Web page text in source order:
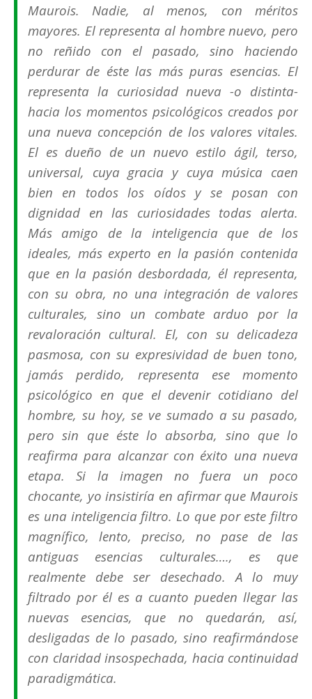
Maurois. Nadie, al menos, con méritos
mayores. El representa al hombre nuevo, pero
no reñido con el pasado, sino haciendo
perdurar de éste las más puras esencias. El
representa la curiosidad nueva -o distinta-
hacia los momentos psicológicos creados por
una nueva concepción de los valores vitales.
El es dueño de un nuevo estilo ágil, terso,
universal, cuya gracia y cuya música caen
bien en todos los oídos y se posan con
dignidad en las curiosidades todas alerta.
Más amigo de la inteligencia que de los
ideales, más experto en la pasión contenida
que en la pasión desbordada, él representa,
con su obra, no una integración de valores
culturales, sino un combate arduo por la
revaloración cultural. El, con su delicadeza
pasmosa, con su expresividad de buen tono,
jamás perdido, representa ese momento
psicológico en que el devenir cotidiano del
hombre, su hoy, se ve sumado a su pasado,
pero sin que éste lo absorba, sino que lo
reafirma para alcanzar con éxito una nueva
etapa. Si la imagen no fuera un poco
chocante, yo insistiría en afirmar que Maurois
es una inteligencia filtro. Lo que por este filtro
magnífico, lento, preciso, no pase de las
antiguas esencias culturales…., es que
realmente debe ser desechado. A lo muy
filtrado por él es a cuanto pueden llegar las
nuevas esencias, que no quedarán, así,
desligadas de lo pasado, sino reafirmándose
con claridad insospechada, hacia continuidad
paradigmática.